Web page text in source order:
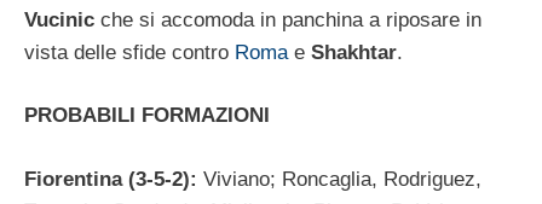
Vucinic che si accomoda in panchina a riposare in
vista delle sfide contro Roma e Shakhtar.
PROBABILI FORMAZIONI
Fiorentina (3-5-2): Viviano; Roncaglia, Rodriguez,